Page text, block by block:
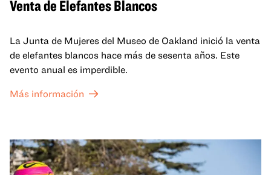
Venta de Elefantes Blancos
La Junta de Mujeres del Museo de Oakland inició la venta
de elefantes blancos hace más de sesenta años. Este
evento anual es imperdible.
Más información